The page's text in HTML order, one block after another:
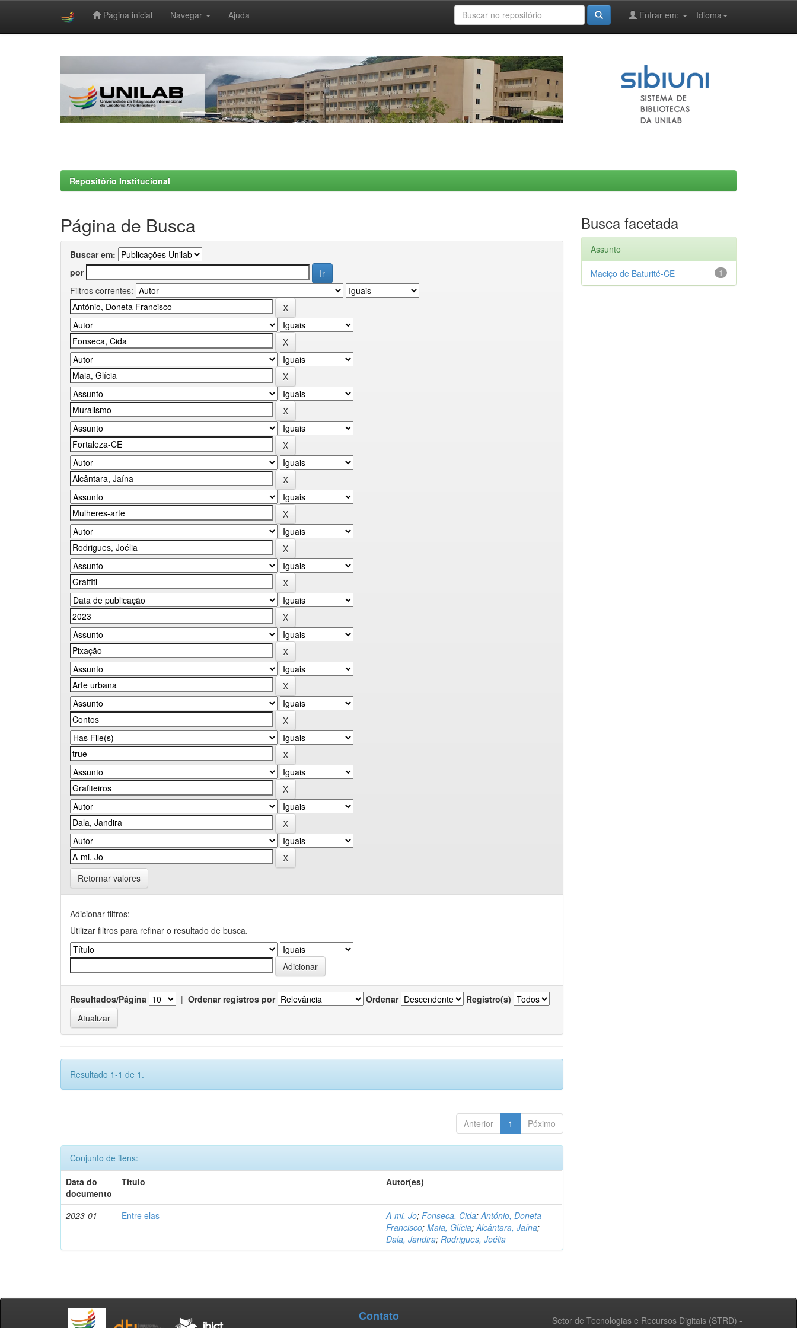
Página inicial Navegar Ajuda Idioma
Entrar em:
Repositório Institucional
Página de Busca
Buscar em:
por
Filtros correntes:
Retornar valores
Adicionar filtros:
Utilizar filtros para refinar o resultado de busca.
Resultados/Página | Ordenar registros por Ordenar Registro(s)
Resultado 1-1 de 1.
Anterior 1 Póximo
Conjunto de itens:
Data do
documento
Título Autor(es)
2023-01 Entre elas A-mi, Jo;Fonseca, Cida;António, Doneta
Francisco;Maia, Glícia;Alcântara, Jaína;
Dala, Jandira;Rodrigues, Joélia
Busca facetada
Assunto
1
Maciço de Baturité-CE
Setor de Tecnologias e Recursos Digitais (STRD) -
Contato